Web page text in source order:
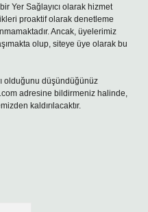
Yer Sağlayıcı olarak hizmet
proaktif olarak denetleme
Ancak, üyelerimiz
olup, siteye üye olarak bu
olduğunu düşündüğünüz
adresine bildirmeniz halinde,
kaldırılacaktır.